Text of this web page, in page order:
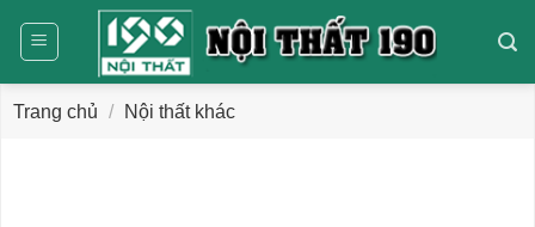
dung
Trang chủ / Nội thất khác